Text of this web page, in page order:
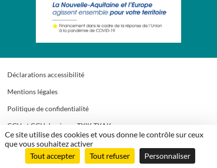
Ce site utilise des cookies et vous donne le contrôle sur ceux
que vous souhaitez activer
Tout accepter
Tout refuser
Personnaliser
Déclarations accessibilité
Mentions légales
Politique de confidentialité
CGV et CGU du réseau TXIK TXAK
Gestion des cookies
Plan du site